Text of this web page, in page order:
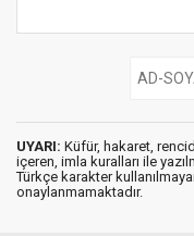
UYARI: Küfür, hakaret,
içeren, imla kuralları ile
Türkçe karakter
onaylanmamaktadır.